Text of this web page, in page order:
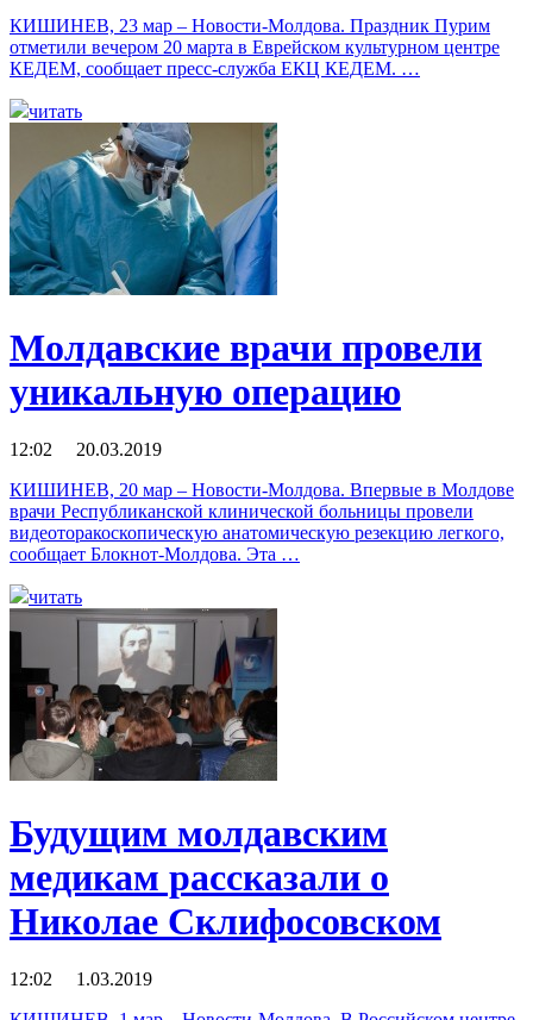
КИШИНЕВ, 23 мар – Новости-Молдова. Праздник Пурим
отметили вечером 20 марта в Еврейском культурном центре
КЕДЕМ, сообщает пресс-служба ЕКЦ КЕДЕМ. …
читать
Молдавские врачи провели
уникальную операцию
12:02 20.03.2019
КИШИНЕВ, 20 мар – Новости-Молдова. Впервые в Молдове
врачи Республиканской клинической больницы провели
видеоторакоскопическую анатомическую резекцию легкого,
сообщает Блокнот-Молдова. Эта …
читать
Будущим молдавским
медикам рассказали о
Николае Склифосовском
12:02 1.03.2019